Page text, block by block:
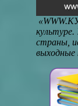
страны,
выходные